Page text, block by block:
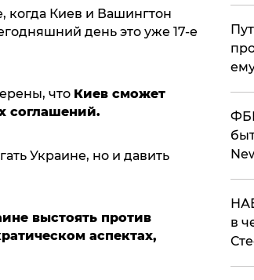
когда Киев и Вашингтон
день это уже 17-е
что Киев сможет
соглашений.
Украине, но и давить
выстоять против
аспектах,
в